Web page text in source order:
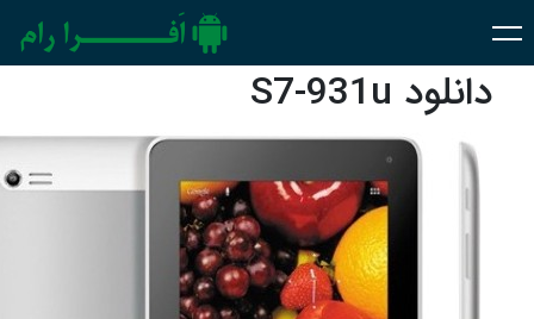
دانلود S7-931u